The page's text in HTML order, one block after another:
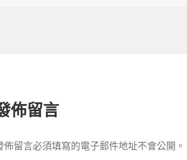
佈留言
佈留言必須填寫的電子郵件地址不會公開。